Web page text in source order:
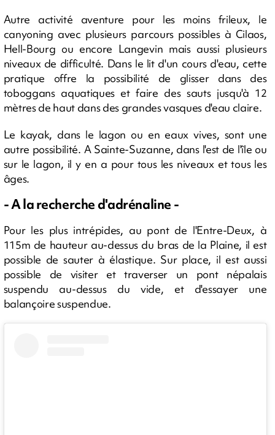
Autre activité aventure pour les moins frileux, le
canyoning avec plusieurs parcours possibles à Cilaos,
Hell-Bourg ou encore Langevin mais aussi plusieurs
niveaux de difficulté. Dans le lit d'un cours d'eau, cette
pratique offre la possibilité de glisser dans des
toboggans aquatiques et faire des sauts jusqu'à 12
mètres de haut dans des grandes vasques d'eau claire.
Le kayak, dans le lagon ou en eaux vives, sont une
autre possibilité. A Sainte-Suzanne, dans l'est de l'île ou
sur le lagon, il y en a pour tous les niveaux et tous les
âges.
- A la recherche d'adrénaline -
Pour les plus intrépides, au pont de l'Entre-Deux, à
115m de hauteur au-dessus du bras de la Plaine, il est
possible de sauter à élastique. Sur place, il est aussi
possible de visiter et traverser un pont népalais
suspendu au-dessus du vide, et d'essayer une
balançoire suspendue.